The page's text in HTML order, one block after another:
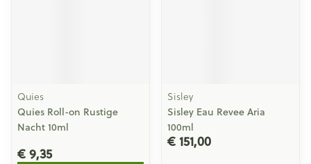
Quies
Quies Roll-on Rustige
Nacht 10ml
€ 9,35
Sisley
Sisley Eau Revee Aria
100ml
€ 151,00